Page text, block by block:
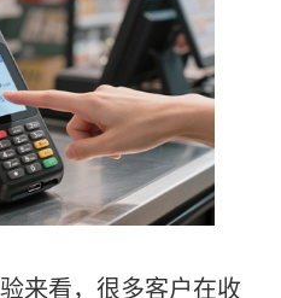
看，很多客户在收